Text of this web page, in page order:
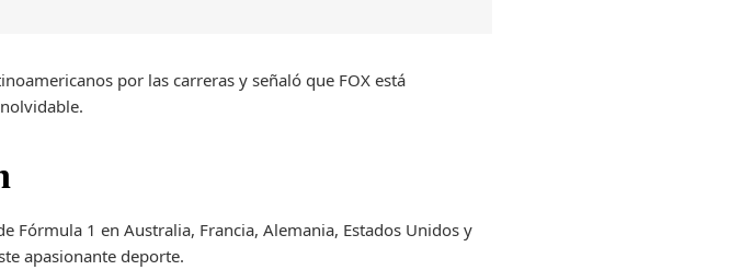
por las carreras y señaló que FOX está
Fórmula 1 en Australia, Francia, Alemania, Estados Unidos y
apasionante deporte.